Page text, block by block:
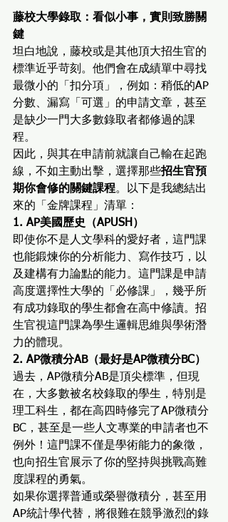
藤校大學錄取：看似小事，實則致勝關
鍵
坦白地說，藤校或是其他頂大招生官的
標準近乎苛刻。他們會在成績單中尋找
最微小的「扣分項」，例如：稍低的AP
分數、漏寫「可選」的申請文章，甚至
是缺少一門大多數錄取者都修過的課
程。
因此，與其在申請前就讓自己輸在起跑
線，不如主動出擊，選擇那些招生官預
期你會修的關鍵課程。以下是我總結出
來的「金牌課程」清單：
1. AP美國歷史（APUSH）
即使你不是人文學科的愛好者，這門課
也能鍛煉你的分析能力、寫作技巧，以
及建構有力論點的能力。這門課是申請
高度選擇性大學的「必修課」，幾乎所
有成功錄取的學生都會在高中修讀。招
生官視這門課為學生邏輯思維與學術潛
力的體現。
2. AP微積分AB（最好是AP微積分BC）
過去，AP微積分AB是頂尖標準，但現
在，大多數被名校錄取的學生，特別是
理工科生，都在高四時修完了AP微積分
BC，甚至是一些人文專業的申請者也不
例外！這門課不僅是學術能力的象徵，
也向招生官展示了你的堅持與挑戰高難
度課程的勇氣。
如果你選擇普通或榮譽微積分，甚至用
AP統計學代替，將很難在競爭激烈的錄